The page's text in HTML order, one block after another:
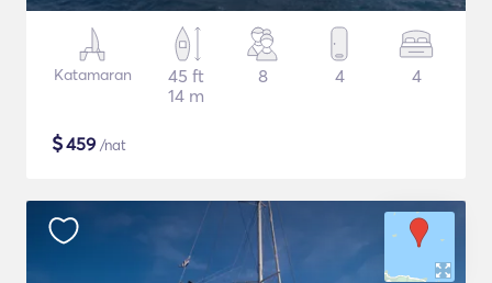
Katamaran
45 ft
14 m
8 4 4
$459 /nat